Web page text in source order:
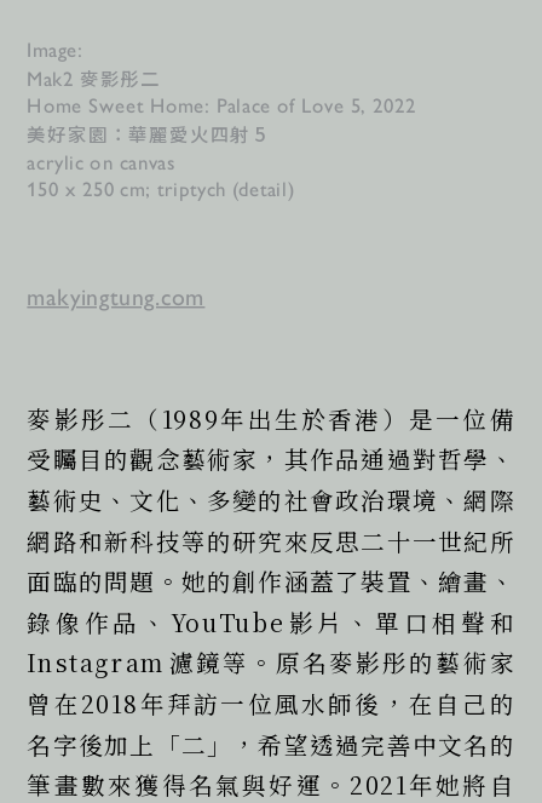
Image:
Mak2 麥影彤二
Home Sweet Home: Palace of Love 5, 2022
美好家園：華麗愛火四射 5
acrylic on canvas
150 x 250 cm; triptych (detail)
makyingtung.com
麥影彤二（1989年出生於香港）是一位備
受矚目的觀念藝術家，其作品通過對哲學、
藝術史、文化、多變的社會政治環境、網際
網路和新科技等的研究來反思二十一世紀所
面臨的問題。她的創作涵蓋了裝置、繪畫、
錄像作品、YouTube影片、單口相聲和
Instagram濾鏡等。原名麥影彤的藝術家
曾在2018年拜訪一位風水師後，在自己的
名字後加上「二」，希望透過完善中文名的
筆畫數來獲得名氣與好運。2021年她將自